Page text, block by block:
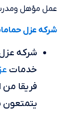
عمل مؤهل ومدرب
شركه عزل
شركه
خدمات
فريقا من
يتمتعون